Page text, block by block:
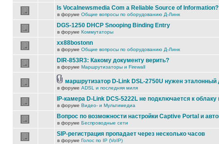
Is Vocalnewsmedia Com a Reliable Source of Information?
в форуме Общие вопросы по оборудованию Д-Линк
DGS-1250 DHCP Snooping Binding Entry
в форуме Коммутаторы
xx88bostonn
в форуме Общие вопросы по оборудованию Д-Линк
DIR-853R3: Какому документу верить?
в форуме Маршрутизаторы и Firewall
маршрутизатор D-Link DSL-2750U нужен эталонный
в форуме ADSL и последняя миля
IP-камера D-Link DCS-5222L не подключается к
в форуме Видео- и Мультимедиа
Вопрос по возможности настройки Captive Portal и
в форуме Беспроводные сети
SIP-регистрация пропадает через несколько часов
в форуме Голос по IP (VoIP)